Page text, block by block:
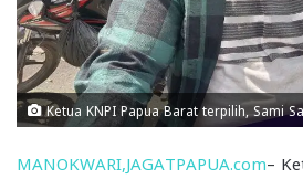
Ketua KNPI Papua Barat terpilih, Sami
MANOKWARI,JAGATPAPUA.com–